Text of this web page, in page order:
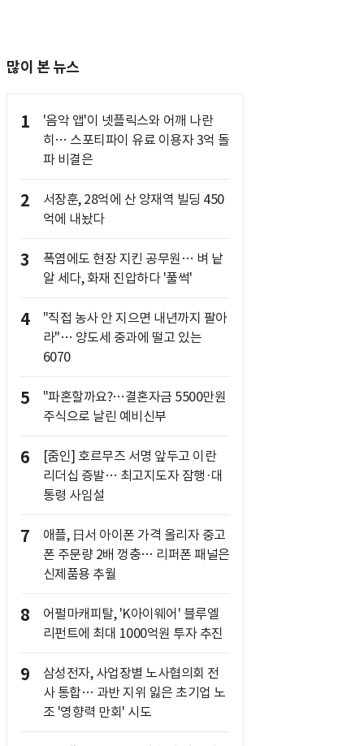
많이 본 뉴스
1
'음악 앱'이 넷플릭스와 어깨 나란
히… 스포티파이 유료 이용자 3억 돌
파 비결은
2
서장훈, 28억에 산 양재역 빌딩 450
억에 내놨다
3
폭염에도 현장 지킨 공무원… 벼 낱
알 세다, 화재 진압하다 '풀썩'
4
"직접 농사 안 지으면 내년까지 팔아
라"… 양도세 중과에 떨고 있는
6070
5
"파혼할까요?…결혼자금 5500만원
주식으로 날린 예비신부
6
[줌인] 호르무즈 서명 앞두고 이란
리더십 증발… 최고지도자 잠행·대
통령 사임설
7
애플, 日서 아이폰 가격 올리자 중고
폰 주문량 2배 껑충… 리퍼폰 패널은
신제품용 추월
8
어펄마캐피탈, 'K아이웨어' 블루엘
리펀트에 최대 1000억원 투자 추진
9
삼성전자, 사업장별 노사협의회 전
사 통합… 과반 지위 잃은 초기업 노
조 '영향력 만회' 시도